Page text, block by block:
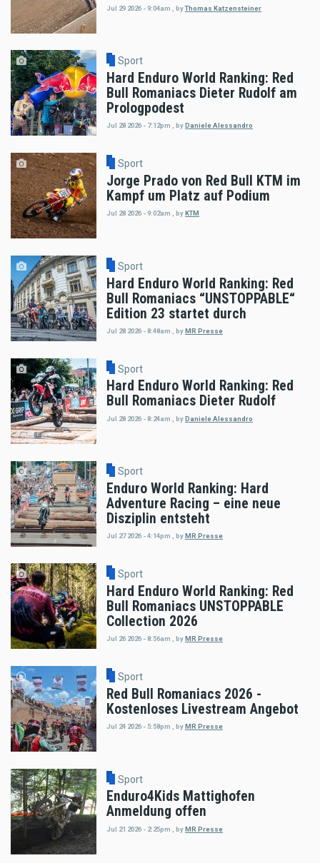
Jul 29 2026 - 9:04am byThomas Katzensteiner
Sport
Hard Enduro World Ranking: Red
Bull Romaniacs Dieter Rudolf am
Prologpodest
Jul 28 2026 - 7:12pm , byDaniele Alessandro
Sport
Jorge Prado von Red Bull KTM im
Kampf um Platz auf Podium
Jul 28 2026 - 9:02am byKTM
Sport
Hard Enduro World Ranking: Red
Bull Romaniacs “UNSTOPPABLE“
Edition 23 startet durch
Jul 28 2026 - 8:48am byMR Presse
Sport
Hard Enduro World Ranking: Red
Bull Romaniacs Dieter Rudolf
Jul 28 2026 - 8:24am byDaniele Alessandro
Sport
Enduro World Ranking: Hard
Adventure Racing – eine neue
Disziplin entsteht
Jul 27 2026 - 4:14pm , by MR Presse
Sport
Hard Enduro World Ranking: Red
Bull Romaniacs UNSTOPPABLE
Collection 2026
Jul 26 2026 - 8:56am , byMR Presse
Sport
Red Bull Romaniacs 2026 -
Kostenloses Livestream Angebot
Jul 24 2026 - 5:58pm byMR Presse
Sport
Enduro4Kids Mattighofen
Anmeldung offen
Jul 21 2026 - 2:25pm byMR Presse